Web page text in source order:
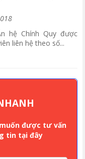
hệ Chính Quy được
liên hệ theo số...
được tư vấn
tin tại đây